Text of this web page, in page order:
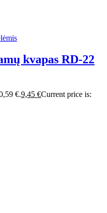
kvapas RD-22
€.9,45 €Current price is: